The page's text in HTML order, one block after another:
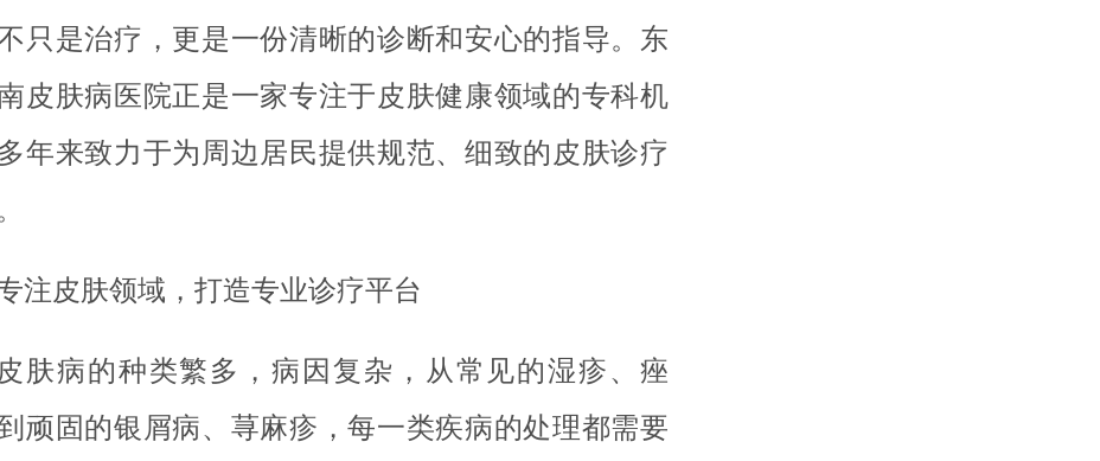
只是治疗，更是一份清晰的诊断和安心的指导。东
皮肤病医院正是一家专注于皮肤健康领域的专科机
年来致力于为周边居民提供规范、细致的皮肤诊疗
注皮肤领域，打造专业诊疗平台
皮肤病的种类繁多，病因复杂，从常见的湿疹、痤
顽固的银屑病、荨麻疹，每一类疾病的处理都需要